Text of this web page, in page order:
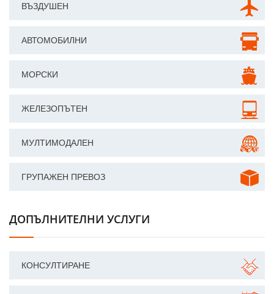
ВЪЗДУШЕН
АВТОМОБИЛНИ
МОРСКИ
ЖЕЛЕЗОПЪТЕН
МУЛТИМОДАЛЕН
ГРУПАЖЕН ПРЕВОЗ
ДОПЪЛНИТЕЛНИ УСЛУГИ
КОНСУЛТИРАНЕ